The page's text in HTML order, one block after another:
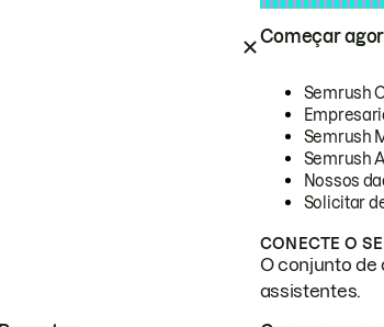
Começar
Semrush
Semrush
Semrush
Nossos
Solicitar
CONECTE O
O conjunto de
assistentes.